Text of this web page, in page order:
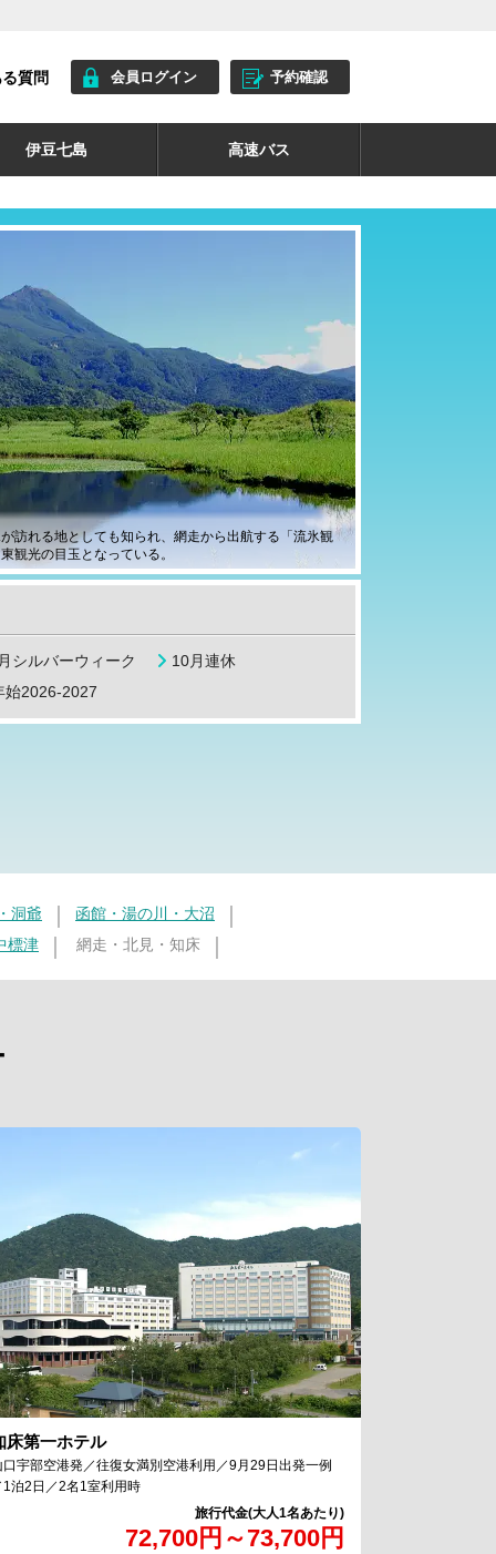
質問 会員ログイン 予約確認
伊豆七島 高速バス
訪れる地としても知られ、網走から出航する「流氷観
観光の目玉となっている。
シルバーウィーク
10月連休
始2026-2027
洞爺
函館・湯の川・大沼
標津
網走・北見・知床
床第一ホテル
72,700円 ～73,700円
口宇部空港発／往復女満別空港利用／9月29日出発一例
1泊2日／2名1室利用時